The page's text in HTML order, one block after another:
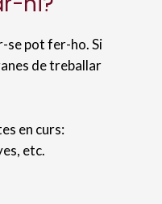
se pot fer-ho. Si
de treballar
en curs:
etc.